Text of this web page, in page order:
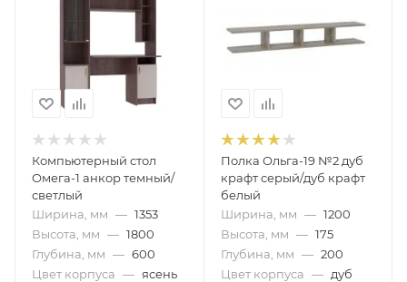
Компьютерный стол
Омега-1 анкор темный/
светлый
Ширина, мм — 1353
Высота, мм — 1800
Глубина, мм — 600
Цвет корпуса — ясень
Полка Ольга-19 №2 дуб
крафт серый/дуб крафт
белый
Ширина, мм — 1200
Высота, мм — 175
Глубина, мм — 200
Цвет корпуса — дуб